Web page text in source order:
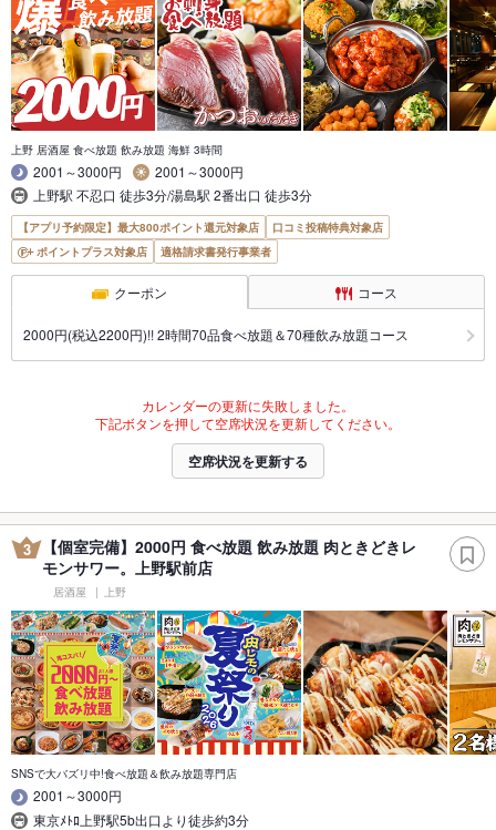
上野 居酒屋 食べ放題 飲み放題 海鮮 3時間
2001～3000円
2001～3000円
上野駅 不忍口 徒歩3分/湯島駅 2番出口 徒歩3分
【アプリ予約限定】最大800ポイント還元対象店
口コミ投稿特典対象店
ポイントプラス対象店
適格請求書発行事業者
クーポン コース
2000円(税込2200円)!! 2時間70品食べ放題＆70種飲み放題コース
カレンダーの更新に失敗しました。
下記ボタンを押して空席状況を更新してください。
空席状況を更新する
3
【個室完備】2000円 食べ放題 飲み放題 肉ときどきレ
モンサワー。上野駅前店
居酒屋 上野
SNSで大バズリ中!食べ放題＆飲み放題専門店
2001～3000円
東京ﾒﾄﾛ上野駅5b出口より徒歩約3分